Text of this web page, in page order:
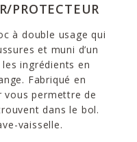
PROTECTEUR
à double usage qui
et muni d’un
ingrédients en
Fabriqué en
vous permettre de
dans le bol.
vaisselle.